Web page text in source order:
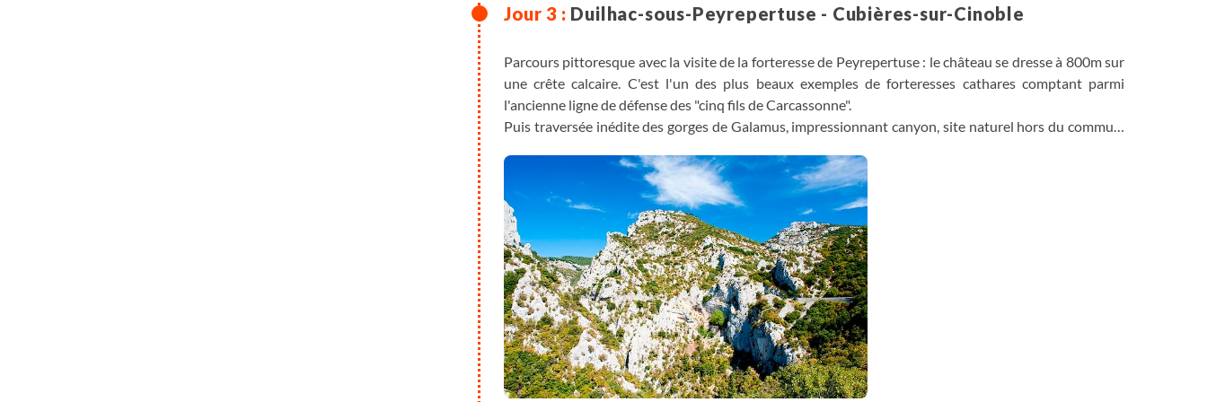
Duilhac-sous-Peyrepertuse - Cubières-sur-Cinoble
Parcours pittoresque avec la visite de la forteresse de Peyrepertuse : le château se dresse à 800m sur
une crête calcaire. C'est l'un des plus beaux exemples de forteresses cathares comptant parmi
l'ancienne ligne de défense des "cinq fils de Carcassonne".
Puis traversée inédite des gorges de Galamus, impressionnant canyon, site naturel hors du commun.
s'accroche à mi-hauteur de falaise. Visite en cours d’étape de l’ermitage de Galamus : il s'agit d'une
humble maison et d'un sanctuaire aménagé dans une grotte entourée de buis et de chênes verts.